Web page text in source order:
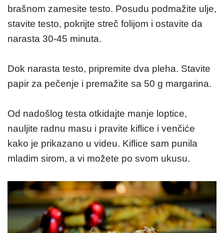
brašnom zamesite testo. Posudu podmažite ulje,
stavite testo, pokrijte streč folijom i ostavite da
narasta 30-45 minuta.
Dok narasta testo, pripremite dva pleha. Stavite
papir za pečenje i premažite sa 50 g margarina.
Od nadošlog testa otkidajte manje loptice,
nauljite radnu masu i pravite kiflice i venčiće
kako je prikazano u videu. Kiflice sam punila
mladim sirom, a vi možete po svom ukusu.